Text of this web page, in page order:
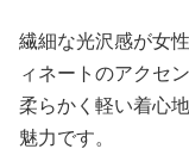
繊細な光沢感が女
ィネートのアクセ
柔らかく軽い着心
魅力です。